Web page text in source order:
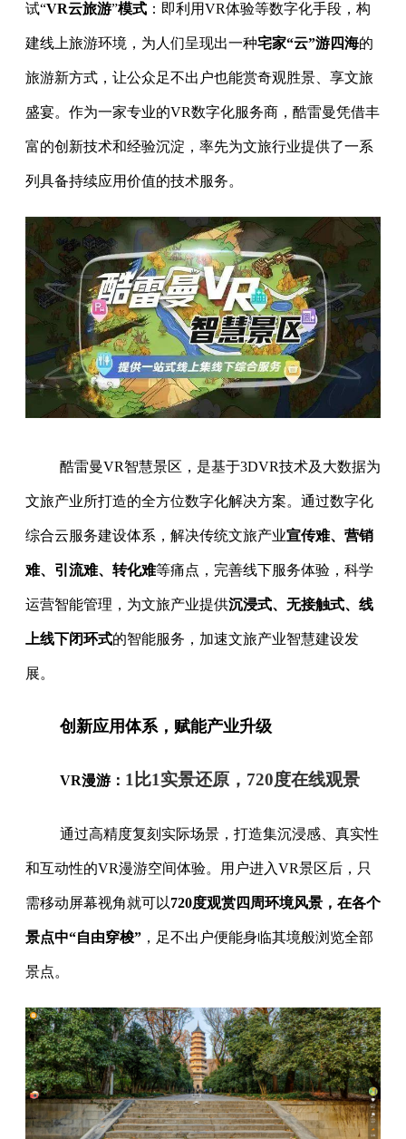
试“VR云旅游”模式 ：即利用VR体验等数字化手段，构
建线上旅游环境，为人们呈现出一种宅家“云”游四海的
旅游新方式，让公众足不出户也能赏奇观胜景、享文旅
盛宴。作为一家专业的VR数字化服务商，酷雷曼凭借丰
富的创新技术和经验沉淀，率先为文旅行业提供了一系
列具备持续应用价值的技术服务。
酷雷曼VR智慧景区，是基于3DVR技术及大数据为
文旅产业所打造的全方位数字化解决方案。通过数字化
综合云服务建设体系，解决传统文旅产业宣传难、营销
难、引流难、转化难等痛点，完善线下服务体验，科学
运营智能管理，为文旅产业提供沉浸式、无接触式、线
上线下闭环式的智能服务，加速文旅产业智慧建设发
展。
创新应用体系，赋能产业升级
VR漫游： 1比1实景还原，720度在线观景
通过高精度复刻实际场景，打造集沉浸感、真实性
和互动性的VR漫游空间体验。用户进入VR景区后，只
需移动屏幕视角就可以720度观赏四周环境风景，在各个
景点中“自由穿梭” ，足不出户便能身临其境般浏览全部
景点。